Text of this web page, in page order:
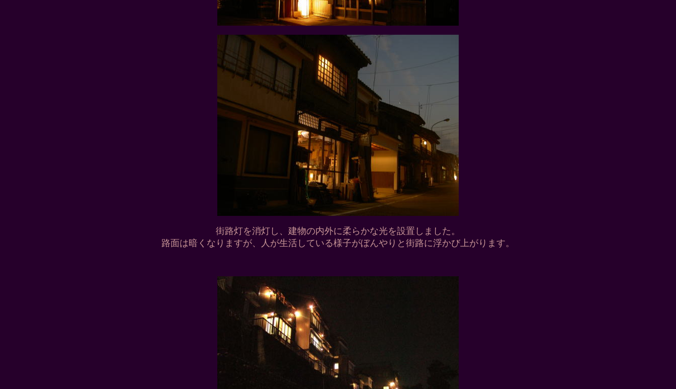
街路灯を消灯し、建物の内外に柔らかな光を設置しました。
路面は暗くなりますが、人が生活している様子がぼんやりと街路に浮かび上がります。